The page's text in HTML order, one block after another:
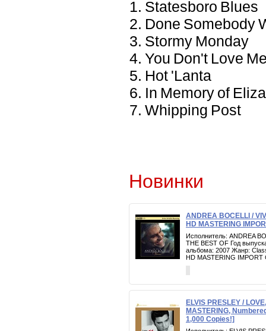
1. Statesboro Blues
2. Done Somebody
3. Stormy Monday
4. You Don't Love
5. Hot 'Lanta
6. In Memory of
7. Whipping Post
Новинки
ANDREA BOCELLI /
HD MASTERING
Исполнитель: ANDREA
THE BEST OF Год
альбома: 2007 Жанр:
HD MASTERING IMPORT
ELVIS PRESLEY /
MASTERING,
1,000 Copies!]